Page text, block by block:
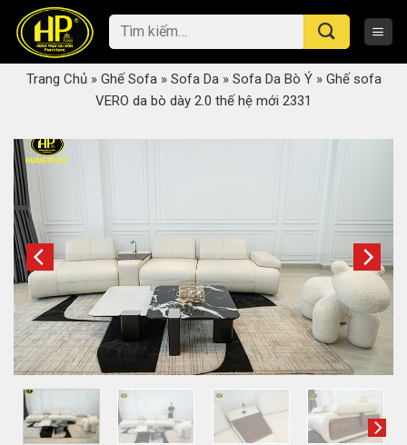
content
Tìm
kiếm:
Trang Chủ» Ghế Sofa» Sofa Da» Sofa Da Bò Ý» Ghế sofa
VERO da bò dày 2.0 thế hệ mới 2331